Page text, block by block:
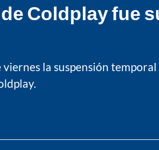
Coldplay
la suspensión